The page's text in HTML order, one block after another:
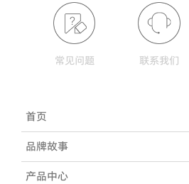
常见问题 联系我们
首页
品牌故事
产品中心